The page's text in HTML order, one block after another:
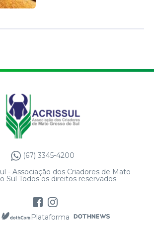
(67) 3345-4200
- Associação dos Criadores de Mato
Sul Todos os direitos reservados
Plataforma